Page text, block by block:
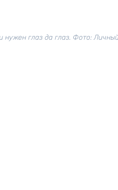
нужен глаз да глаз. Фото: